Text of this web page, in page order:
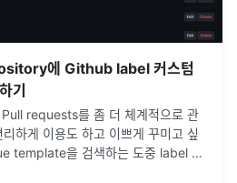
에 Github label 커스텀
기
requests를 좀 더 체계적으로 관
template을 검색하는 도중 label 간